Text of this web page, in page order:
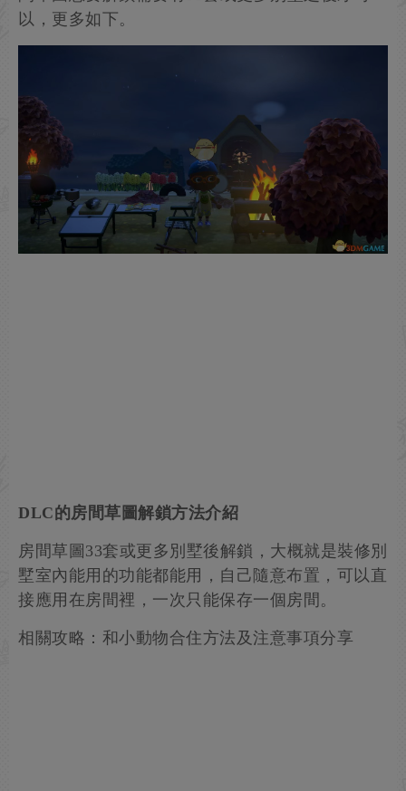
以，更多如下。
DLC的房間草圖解鎖方法介紹
房間草圖33套或更多別墅後解鎖，大概就是裝修別
墅室內能用的功能都能用，自己隨意布置，可以直
接應用在房間裡，一次只能保存一個房間。
相關攻略：和小動物合住方法及注意事項分享